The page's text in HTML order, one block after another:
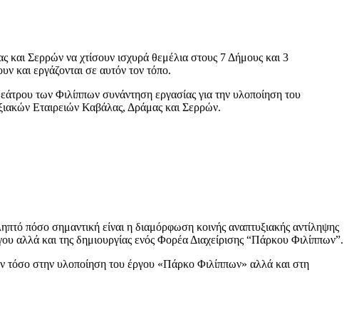
και Σερρών να χτίσουν ισχυρά θεμέλια στους 7 Δήμους και 3
και εργάζονται σε αυτόν τον τόπο.
των Φιλίππων συνάντηση εργασίας για την υλοποίηση του
Εταιρειών Καβάλας, Δράμας και Σερρών.
πόσο σημαντική είναι η διαμόρφωση κοινής αναπτυξιακής αντίληψης
αλλά και της δημιουργίας ενός Φορέα Διαχείρισης “Πάρκου Φιλίππων”.
τόσο στην υλοποίηση του έργου «Πάρκο Φιλίππων» αλλά και στη